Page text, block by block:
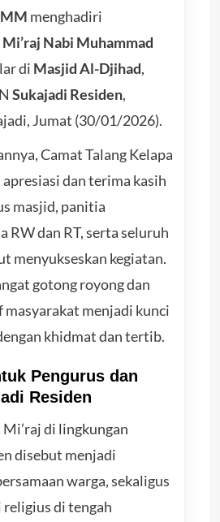
MM menghadiri
Mi’raj Nabi Muhammad
di Masjid Al-Djihad,
Sukajadi Residen,
Jumat (30/01/2026).
Camat Talang Kelapa
dan terima kasih
masjid, panitia
RW dan RT, serta seluruh
menyukseskan kegiatan.
gotong royong dan
menjadi kunci
khidmat dan tertib.
Pengurus dan
Residen
di lingkungan
disebut menjadi
warga, sekaligus
di tengah